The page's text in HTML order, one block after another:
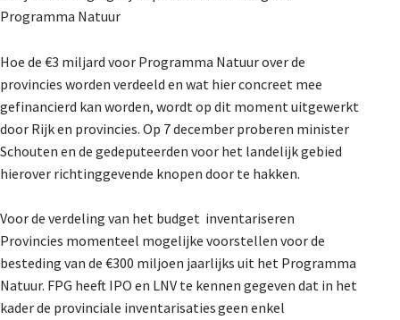
Programma Natuur
Hoe de €3 miljard voor Programma Natuur over de
provincies worden verdeeld en wat hier concreet mee
gefinancierd kan worden, wordt op dit moment uitgewerkt
door Rijk en provincies. Op 7 december proberen minister
Schouten en de gedeputeerden voor het landelijk gebied
hierover richtinggevende knopen door te hakken.
Voor de verdeling van het budget inventariseren
Provincies momenteel mogelijke voorstellen voor de
besteding van de €300 miljoen jaarlijks uit het Programma
Natuur. FPG heeft IPO en LNV te kennen gegeven dat in het
kader de provinciale inventarisaties geen enkel